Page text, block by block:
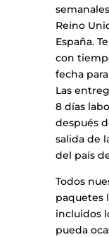
Reino
España.
con
fecha
Las
8 días
después
salida de
del país
Todos
paquetes
incluidos
pueda